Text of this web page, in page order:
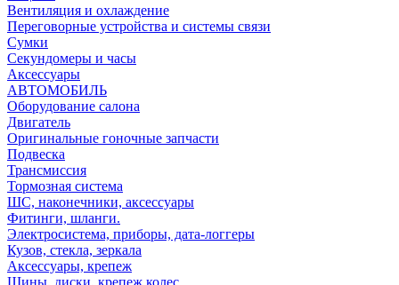
Вентиляция и охлаждение
Переговорные устройства и системы связи
Сумки
Секундомеры и часы
Аксессуары
АВТОМОБИЛЬ
Оборудование салона
Двигатель
Оригинальные гоночные запчасти
Подвеска
Трансмиссия
Тормозная система
ШС, наконечники, аксессуары
Фитинги, шланги.
Электросистема, приборы, дата-логгеры
Кузов, стекла, зеркала
Аксессуары, крепеж
Шины, диски, крепеж колес